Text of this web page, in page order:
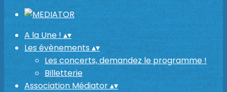
A la Une !▴▾
Les évènements▴▾
Les concerts, demandez le programme !
Billetterie
Association Médiator▴▾